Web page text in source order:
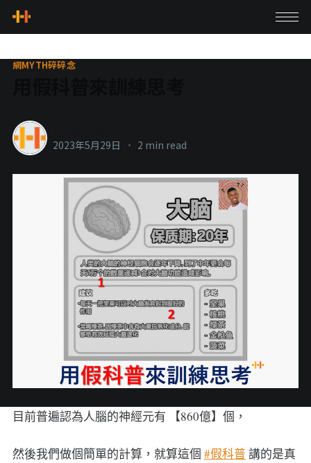
網MYTH碎碎念
2023年5月29日 • 2 min read
目前普遍認為人腦的神經元有 【860億】個，
然後我們做個簡單的計算，就算這個 #假科普講的是真